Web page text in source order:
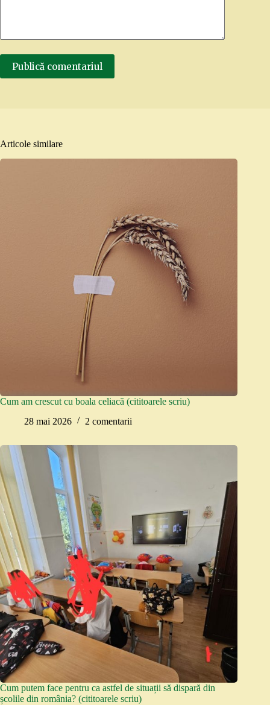
Publică comentariul
Articole similare
Cum am crescut cu boala celiacă (cititoarele scriu)
28 mai 2026
2 comentarii
Cum putem face pentru ca astfel de situații să dispară din
școlile din românia? (cititoarele scriu)